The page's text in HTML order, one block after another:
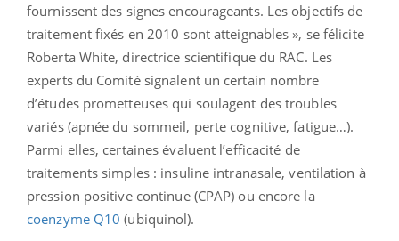
fournissent des signes encourageants. Les objectifs de
traitement fixés en 2010 sont atteignables », se félicite
Roberta White, directrice scientifique du RAC. Les
experts du Comité signalent un certain nombre
d’études prometteuses qui soulagent des troubles
variés (apnée du sommeil, perte cognitive, fatigue…).
Parmi elles, certaines évaluent l’efficacité de
traitements simples : insuline intranasale, ventilation à
pression positive continue (CPAP) ou encore la
coenzyme Q10 (ubiquinol).